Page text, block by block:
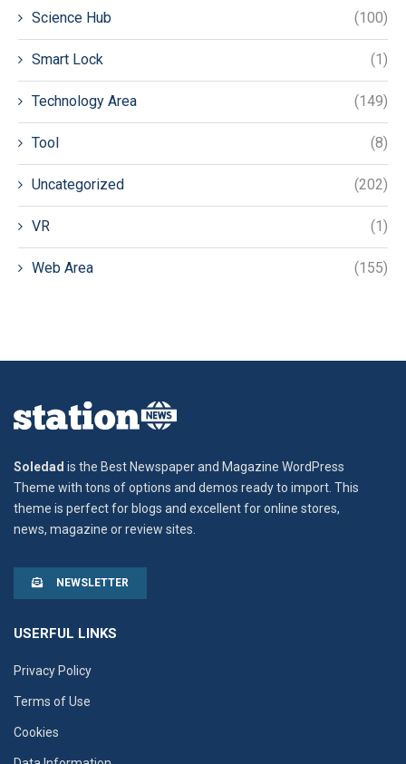
Science Hub (100)
Smart Lock (1)
Technology Area (149)
Tool (8)
Uncategorized (202)
VR (1)
Web Area (155)
Soledad is the Best Newspaper and Magazine WordPress
Theme with tons of options and demos ready to import. This
theme is perfect for blogs and excellent for online stores,
news, magazine or review sites.
NEWSLETTER
USERFUL LINKS
Privacy Policy
Terms of Use
Cookies